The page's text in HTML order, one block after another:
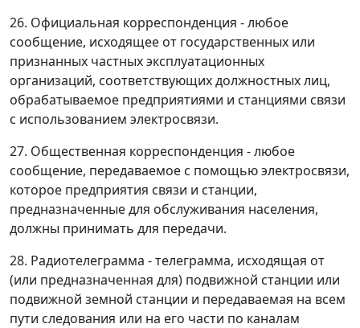
26. Официальная корреспонденция - любое
сообщение, исходящее от государственных или
признанных частных эксплуатационных
организаций, соответствующих должностных лиц,
обрабатываемое предприятиями и станциями связи
с использованием электросвязи.
27. Общественная корреспонденция - любое
сообщение, передаваемое с помощью электросвязи,
которое предприятия связи и станции,
предназначенные для обслуживания населения,
должны принимать для передачи.
28. Радиотелеграмма - телеграмма, исходящая от
(или предназначенная для) подвижной станции или
подвижной земной станции и передаваемая на всем
пути следования или на его части по каналам